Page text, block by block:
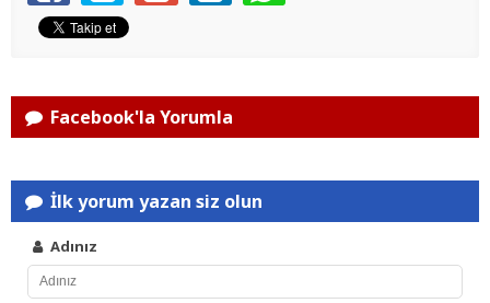
Facebook'la Yorumla
İlk yorum yazan siz olun
Adınız